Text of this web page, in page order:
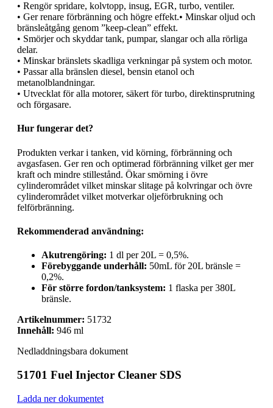
• Rengör spridare, kolvtopp, insug, EGR, turbo, ventiler.
• Ger renare förbränning och högre effekt.• Minskar oljud och
bränsleåtgång genom ”keep-clean” effekt.
• Smörjer och skyddar tank, pumpar, slangar och alla rörliga
delar.
• Minskar bränslets skadliga verkningar på system och motor.
• Passar alla bränslen diesel, bensin etanol och
metanolblandningar.
• Utvecklat för alla motorer, säkert för turbo, direktinsprutning
och förgasare.
Hur fungerar det?
Produkten verkar i tanken, vid körning, förbränning och
avgasfasen. Ger ren och optimerad förbränning vilket ger mer
kraft och mindre stillestånd. Ökar smörning i övre
cylinderområdet vilket minskar slitage på kolvringar och övre
cylinderområdet vilket motverkar oljeförbrukning och
felförbränning.
Rekommenderad användning:
Akutrengöring: 1 dl per 20L = 0,5%.
Förebyggande underhåll: 50mL för 20L bränsle =
0,2%.
För större fordon/tanksystem: 1 flaska per 380L
bränsle.
Artikelnummer: 51732
Innehåll: 946 ml
Nedladdningsbara dokument
51701 Fuel Injector Cleaner SDS
Ladda ner dokumentet